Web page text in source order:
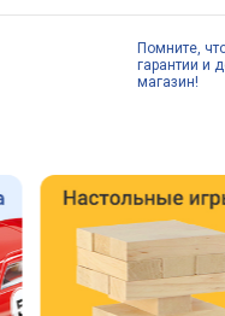
Помните,
гарантии и
магазин!